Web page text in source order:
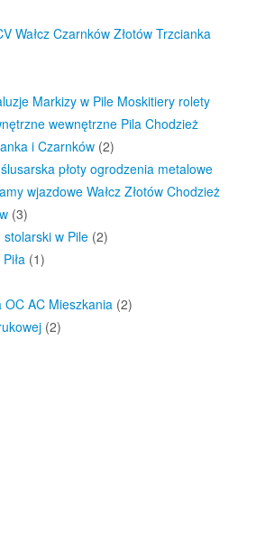
Wałcz Czarnków Złotów Trzcianka
Markizy w Pile Moskitiery rolety
wewnętrzne Pila Chodzież
i Czarnków (2)
płoty ogrodzenia metalowe
wjazdowe Wałcz Złotów Chodzież
(3)
stolarski w Pile (2)
(1)
OC AC Mieszkania (2)
(2)